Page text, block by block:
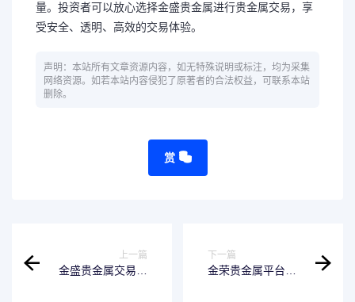
量。投资者可以放心选择金盛贵金属进行贵金属交易，享
受安全、透明、高效的交易体验。
声明：本站所有文章资源内容，如无特殊说明或标注，均为采集
网络资源。如若本站内容侵犯了原著者的合法权益，可联系本站
删除。
赏
上一篇
金盛贵金属交易平
下一篇
金荣贵金属平台正